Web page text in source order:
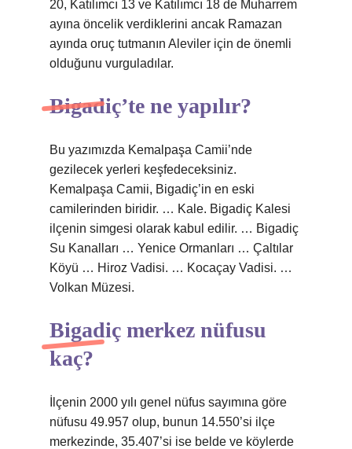
20, Katılımcı 13 ve Katılımcı 18 de Muharrem
ayına öncelik verdiklerini ancak Ramazan
ayında oruç tutmanın Aleviler için de önemli
olduğunu vurguladılar.
Bigadiç’te ne yapılır?
Bu yazımızda Kemalpaşa Camii’nde
gezilecek yerleri keşfedeceksiniz.
Kemalpaşa Camii, Bigadiç’in en eski
camilerinden biridir. … Kale. Bigadiç Kalesi
ilçenin simgesi olarak kabul edilir. … Bigadiç
Su Kanalları … Yenice Ormanları … Çaltılar
Köyü … Hiroz Vadisi. … Kocaçay Vadisi. …
Volkan Müzesi.
Bigadiç merkez nüfusu
kaç?
İlçenin 2000 yılı genel nüfus sayımına göre
nüfusu 49.957 olup, bunun 14.550’si ilçe
merkezinde, 35.407’si ise belde ve köylerde